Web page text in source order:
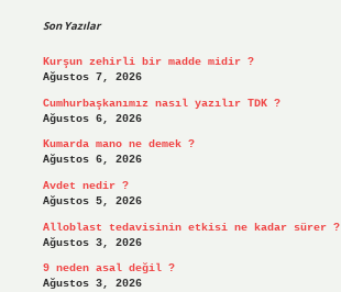
Son Yazılar
Kurşun zehirli bir madde midir ?
Ağustos 7, 2026
Cumhurbaşkanımız nasıl yazılır TDK ?
Ağustos 6, 2026
Kumarda mano ne demek ?
Ağustos 6, 2026
Avdet nedir ?
Ağustos 5, 2026
Alloblast tedavisinin etkisi ne kadar sürer ?
Ağustos 3, 2026
9 neden asal değil ?
Ağustos 3, 2026